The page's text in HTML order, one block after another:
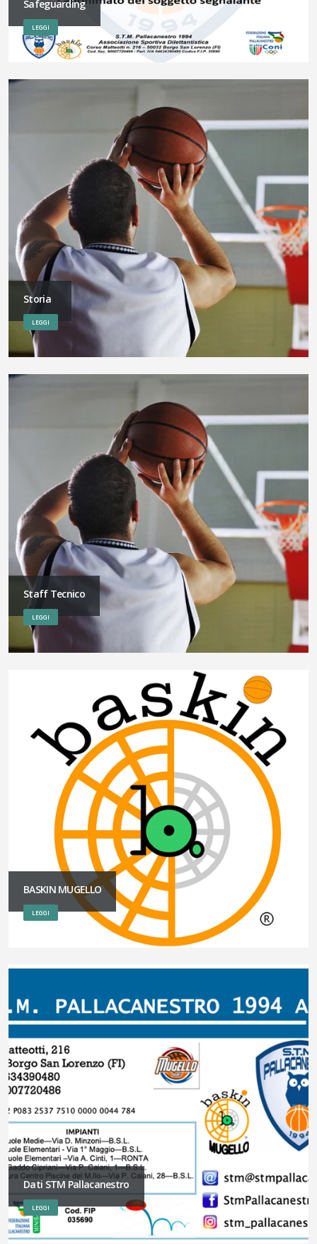
Safeguarding
LEGGI
Storia
LEGGI
Staff Tecnico
LEGGI
BASKIN MUGELLO
LEGGI
Dati STM Pallacanestro
LEGGI